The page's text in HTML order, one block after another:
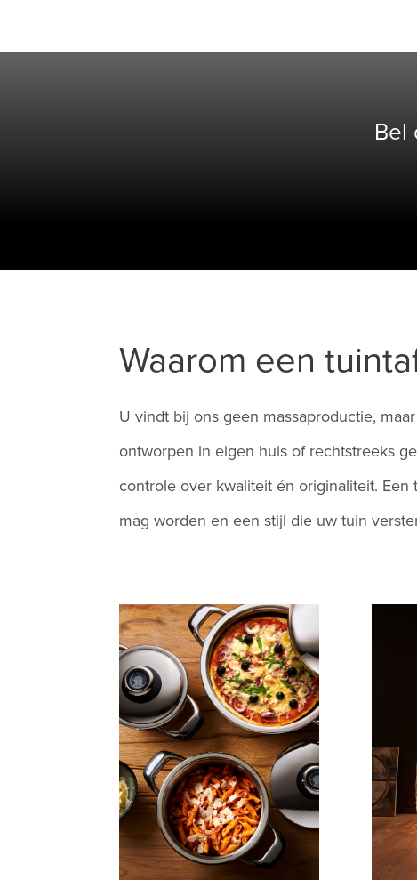
Bel
Waarom een
U vindt bij ons geen massaproductie,
ontworpen in eigen huis of rechtstreeks
controle over kwaliteit én originaliteit.
mag worden en een stijl die uw tuin